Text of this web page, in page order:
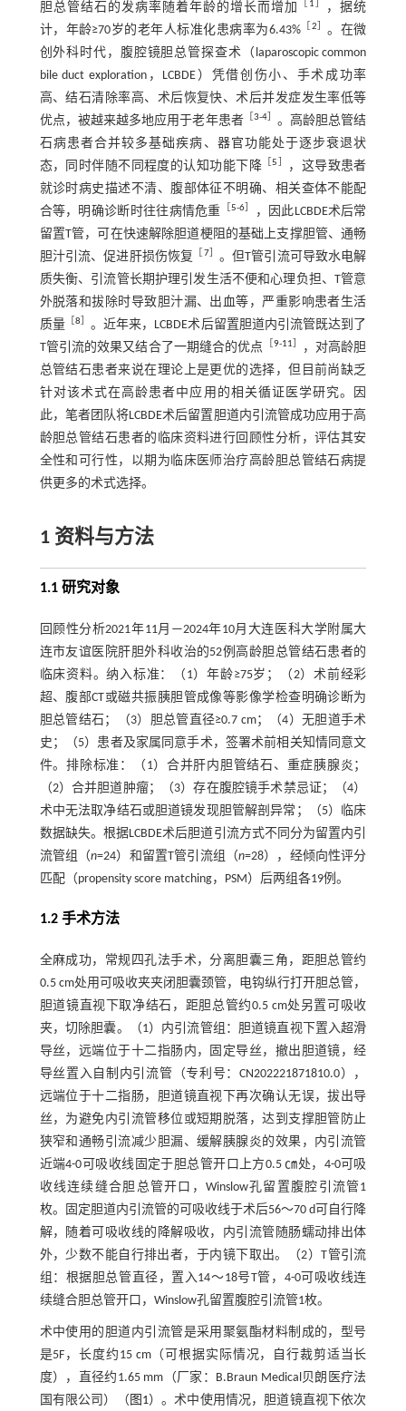
胆总管结石的发病率随着年龄的增长而增加 1
，据统
计，年龄≥70岁的老年人标准化患病率为6.43%
2
。在微
创外科时代，腹腔镜胆总管探查术（laparoscopic common
bile duct exploration，LCBDE）凭借创伤小、手术成功率
高、结石清除率高、术后恢复快、术后并发症发生率低等
优点，被越来越多地应用于老年患者［ 3-4］ 。高龄胆总管结
石病患者合并较多基础疾病、器官功能处于逐步衰退状
态，同时伴随不同程度的认知功能下降［5
，这导致患者
就诊时病史描述不清、腹部体征不明确、相关查体不能配
合等，明确诊断时往往病情危重 ［5-6
，因此LCBDE术后常
留置T管，可在快速解除胆道梗阻的基础上支撑胆管、通畅
胆汁引流、促进肝损伤恢复
7］ 。但T管引流可导致水电解
质失衡、引流管长期护理引发生活不便和心理负担、T管意
外脱落和拔除时导致胆汁漏、出血等，严重影响患者生活
质量［ 8
。近年来，LCBDE术后留置胆道内引流管既达到了
T管引流的效果又结合了一期缝合的优点
9-11
，对高龄胆
总管结石患者来说在理论上是更优的选择，但目前尚缺乏
针对该术式在高龄患者中应用的相关循证医学研究。因
此，笔者团队将LCBDE术后留置胆道内引流管成功应用于高
龄胆总管结石患者的临床资料进行回顾性分析，评估其安
全性和可行性，以期为临床医师治疗高龄胆总管结石病提
供更多的术式选择。
1 资料与方法
1.1 研究对象
回顾性分析2021年11月—2024年10月大连医科大学附属大
连市友谊医院肝胆外科收治的52例高龄胆总管结石患者的
临床资料。纳入标准：（1）年龄≥75岁；（2）术前经彩
超、腹部CT或磁共振胰胆管成像等影像学检查明确诊断为
胆总管结石；（3）胆总管直径≥0.7 cm；（4）无胆道手术
史；（5）患者及家属同意手术，签署术前相关知情同意文
件。排除标准：（1）合并肝内胆管结石、重症胰腺炎；
（2）合并胆道肿瘤；（3）存在腹腔镜手术禁忌证；（4）
术中无法取净结石或胆道镜发现胆管解剖异常；（5）临床
数据缺失。根据LCBDE术后胆道引流方式不同分为留置内引
流管组（n=24）和留置T管引流组（n=28），经倾向性评分
匹配（propensity score matching，PSM）后两组各19例。
1.2 手术方法
全麻成功，常规四孔法手术，分离胆囊三角，距胆总管约
0.5 cm处用可吸收夹夹闭胆囊颈管，电钩纵行打开胆总管，
胆道镜直视下取净结石，距胆总管约0.5 cm处另置可吸收
夹，切除胆囊。（1）内引流管组：胆道镜直视下置入超滑
导丝，远端位于十二指肠内，固定导丝，撤出胆道镜，经
导丝置入自制内引流管（专利号：CN202221871810.0），
远端位于十二指肠，胆道镜直视下再次确认无误，拔出导
丝，为避免内引流管移位或短期脱落，达到支撑胆管防止
狭窄和通畅引流减少胆漏、缓解胰腺炎的效果，内引流管
近端4-0可吸收线固定于胆总管开口上方0.5 ㎝处，4-0可吸
收线连续缝合胆总管开口，Winslow孔留置腹腔引流管1
枚。固定胆道内引流管的可吸收线于术后56～70 d可自行降
解，随着可吸收线的降解吸收，内引流管随肠蠕动排出体
外，少数不能自行排出者，于内镜下取出。（2）T管引流
组：根据胆总管直径，置入14～18号T管，4-0可吸收线连
续缝合胆总管开口，Winslow孔留置腹腔引流管1枚。
术中使用的胆道内引流管是采用聚氨酯材料制成的，型号
是5F，长度约15 cm（可根据实际情况，自行裁剪适当长
度），直径约1.65 mm（厂家：B.Braun Medical贝朗医疗法
国有限公司）（ 图1）。术中使用情况，胆道镜直视下依次